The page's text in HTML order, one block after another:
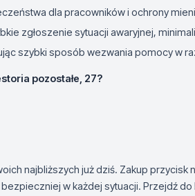
dla pracowników i ochrony
zgłoszenie sytuacji awaryjnej,
szybki sposób wezwania pomocy w
pozostałe, 27?
najbliższych już dziś. Zakup przycisk
w każdej sytuacji. Przejdź do